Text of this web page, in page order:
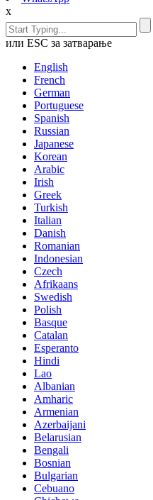
x
или ESC за затварање
English
French
German
Portuguese
Spanish
Russian
Japanese
Korean
Arabic
Irish
Greek
Turkish
Italian
Danish
Romanian
Indonesian
Czech
Afrikaans
Swedish
Polish
Basque
Catalan
Esperanto
Hindi
Lao
Albanian
Amharic
Armenian
Azerbaijani
Belarusian
Bengali
Bosnian
Bulgarian
Cebuano